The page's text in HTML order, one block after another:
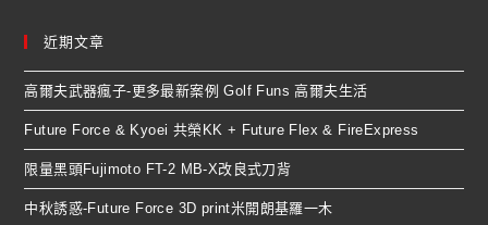
近期文章
高爾夫武器瘋子-更多最新案例 Golf Funs 高爾夫生活
Future Force & Kyoei 共榮KK + Future Flex & FireExpress
限量黑頭Fujimoto FT-2 MB-X改良式刀背
中秋誘惑-Future Force 3D print米開朗基羅一木